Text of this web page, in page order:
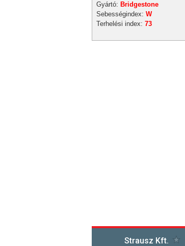
Gyártó: Bridgestone
Sebességindex: W
Terhelési index: 73